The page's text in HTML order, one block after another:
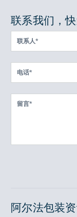
联系我们，
阿尔法包装